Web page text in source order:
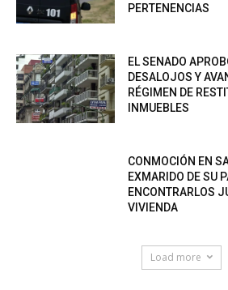
PERTENENCIAS
EL SENADO
DESALOJOS Y
RÉGIMEN DE
INMUEBLES
CONMOCIÓN EN
EXMARIDO DE SU
ENCONTRARLOS
VIVIENDA
Load more